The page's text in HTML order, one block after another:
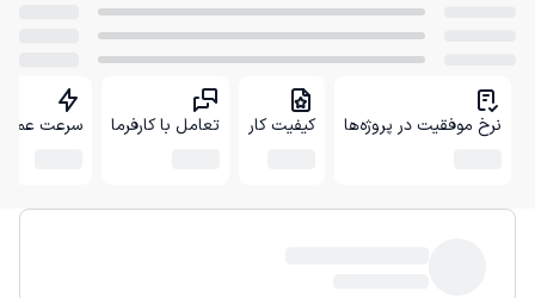
نرخ موفقیت در پروژه‌ها کیفیت کار تعامل با کارفرما سرعت عمل